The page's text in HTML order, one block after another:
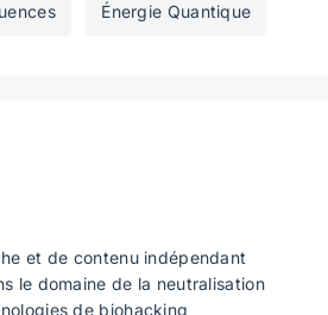
Énergie Quantique
et de contenu indépendant
le domaine de la neutralisation
de biohacking